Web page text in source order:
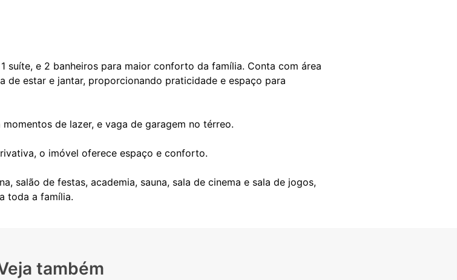
suíte, e 2 banheiros para maior conforto da família. Conta com área
de estar e jantar, proporcionando praticidade e espaço para
de lazer, e vaga de garagem no térreo.
o imóvel oferece espaço e conforto.
salão de festas, academia, sauna, sala de cinema e sala de jogos,
também